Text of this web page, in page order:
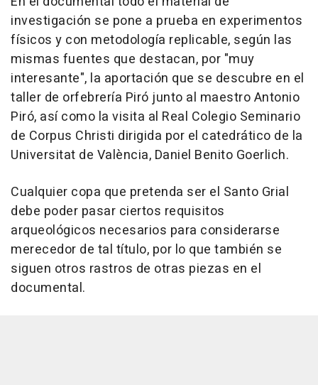
investigación se pone a prueba en experimentos
físicos y con metodología replicable, según las
mismas fuentes que destacan, por "muy
interesante", la aportación que se descubre en el
taller de orfebrería Piró junto al maestro Antonio
Piró, así como la visita al Real Colegio Seminario
de Corpus Christi dirigida por el catedrático de la
Universitat de València, Daniel Benito Goerlich.
Cualquier copa que pretenda ser el Santo Grial
debe poder pasar ciertos requisitos
arqueológicos necesarios para considerarse
merecedor de tal título, por lo que también se
siguen otros rastros de otras piezas en el
documental.